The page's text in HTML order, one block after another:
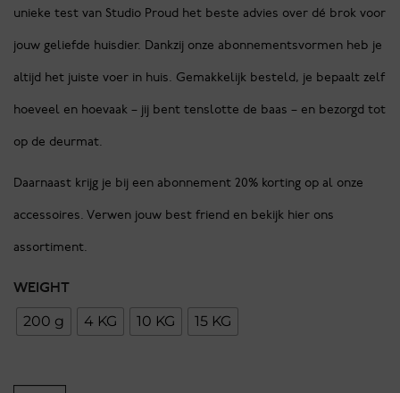
unieke test van Studio Proud het beste advies over dé brok voor
jouw geliefde huisdier. Dankzij onze abonnementsvormen heb je
altijd het juiste voer in huis. Gemakkelijk besteld, je bepaalt zelf
hoeveel en hoevaak – jij bent tenslotte de baas – en bezorgd tot
op de deurmat.
Daarnaast krijg je bij een abonnement 20% korting op al onze
accessoires. Verwen jouw best friend en bekijk hier ons
assortiment.
WEIGHT
200 g
4 KG 10 KG 15 KG